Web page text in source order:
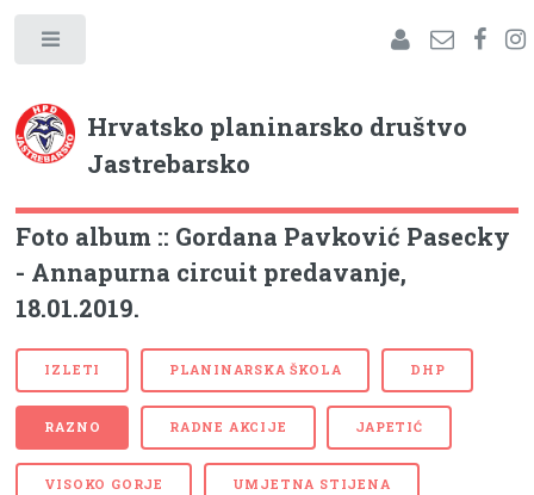
Hrvatsko planinarsko društvo
Jastrebarsko
Foto album :: Gordana Pavković Pasecky
- Annapurna circuit predavanje,
18.01.2019.
IZLETI PLANINARSKA ŠKOLA DHP
RAZNO RADNE AKCIJE JAPETIĆ
VISOKO GORJE UMJETNA STIJENA